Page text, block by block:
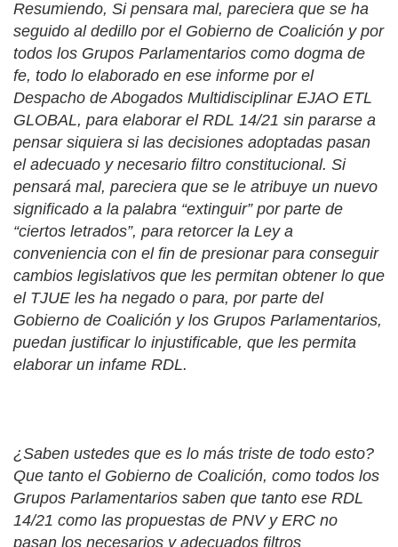
Resumiendo, Si pensara mal, pareciera que se ha
seguido al dedillo por el Gobierno de Coalición y por
todos los Grupos Parlamentarios como dogma de
fe, todo lo elaborado en ese informe por el
Despacho de Abogados Multidisciplinar EJAO ETL
GLOBAL, para elaborar el RDL 14/21 sin pararse a
pensar siquiera si las decisiones adoptadas pasan
el adecuado y necesario filtro constitucional. Si
pensará mal, pareciera que se le atribuye un nuevo
significado a la palabra “extinguir” por parte de
“ciertos letrados”, para retorcer la Ley a
conveniencia con el fin de presionar para conseguir
cambios legislativos que les permitan obtener lo que
el TJUE les ha negado o para, por parte del
Gobierno de Coalición y los Grupos Parlamentarios,
puedan justificar lo injustificable, que les permita
elaborar un infame RDL.
¿Saben ustedes que es lo más triste de todo esto?
Que tanto el Gobierno de Coalición, como todos los
Grupos Parlamentarios saben que tanto ese RDL
14/21 como las propuestas de PNV y ERC no
pasan los necesarios y adecuados filtros